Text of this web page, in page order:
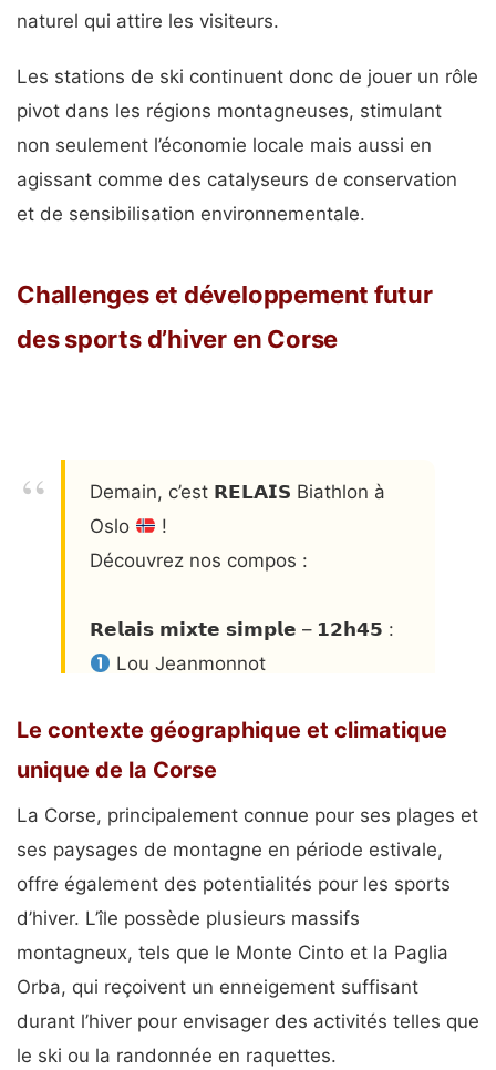
naturel qui attire les visiteurs.
Les stations de ski continuent donc de jouer un rôle
pivot dans les régions montagneuses, stimulant
non seulement l’économie locale mais aussi en
agissant comme des catalyseurs de conservation
et de sensibilisation environnementale.
Challenges et développement futur
des sports d’hiver en Corse
Demain, c’est 𝗥𝗘𝗟𝗔𝗜𝗦 Biathlon à
Oslo
!
Découvrez nos compos :
𝗥𝗲𝗹𝗮𝗶𝘀 𝗺𝗶𝘅𝘁𝗲 𝘀𝗶𝗺𝗽𝗹𝗲 – 𝟭𝟮𝗵𝟰𝟱 :
Lou Jeanmonnot
𝗥𝗲𝗹𝗮𝗶𝘀 𝗺𝗶𝘅𝘁𝗲 – 𝟭𝟰𝗵𝟰𝟱 :
Le contexte géographique et climatique
unique de la Corse
La Corse, principalement connue pour ses plages et
ses paysages de montagne en période estivale,
offre également des potentialités pour les sports
d’hiver. L’île possède plusieurs massifs
montagneux, tels que le Monte Cinto et la Paglia
Orba, qui reçoivent un enneigement suffisant
durant l’hiver pour envisager des activités telles que
le ski ou la randonnée en raquettes.